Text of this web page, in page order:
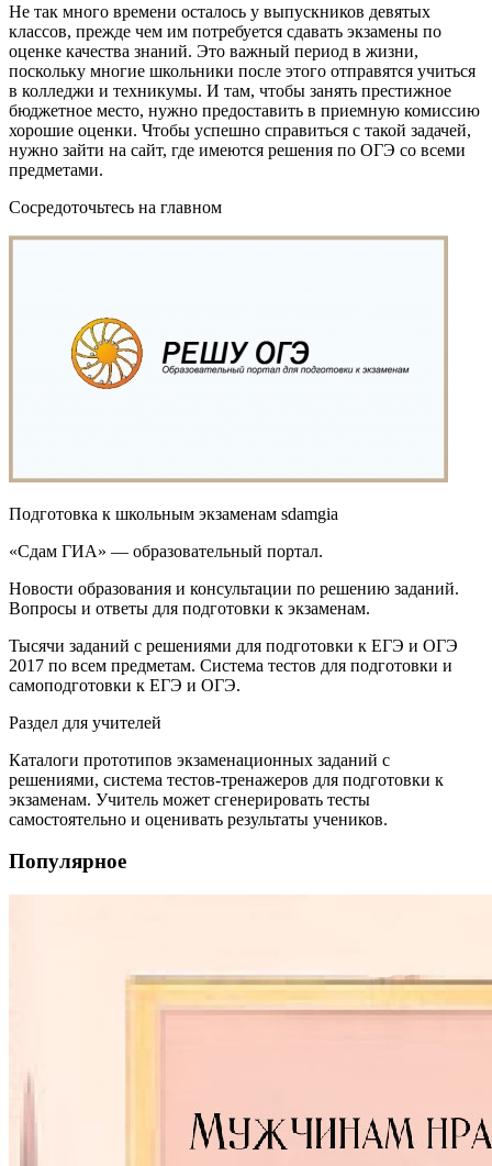
Не так много времени осталось у выпускников девятых
классов, прежде чем им потребуется сдавать экзамены по
оценке качества знаний. Это важный период в жизни,
поскольку многие школьники после этого отправятся учиться
в колледжи и техникумы. И там, чтобы занять престижное
бюджетное место, нужно предоставить в приемную комиссию
хорошие оценки. Чтобы успешно справиться с такой задачей,
нужно зайти на сайт, где имеются решения по ОГЭ со всеми
предметами.
Сосредоточьтесь на главном
Подготовка к школьным экзаменам sdamgia
«Сдам ГИА» — образовательный портал.
Новости образования и консультации по решению заданий.
Вопросы и ответы для подготовки к экзаменам.
Тысячи заданий с решениями для подготовки к ЕГЭ и ОГЭ
2017 по всем предметам. Система тестов для подготовки и
самоподготовки к ЕГЭ и ОГЭ.
Раздел для учителей
Каталоги прототипов экзаменационных заданий с
решениями, система тестов-тренажеров для подготовки к
экзаменам. Учитель может сгенерировать тесты
самостоятельно и оценивать результаты учеников.
Популярное